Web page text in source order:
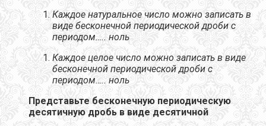
Каждое натуральное число можно записать в
виде бесконечной периодической дроби с
периодом….. ноль
Каждое целое число можно записать в виде
бесконечной периодической дроби с
периодом….. ноль
Представьте бесконечную периодическую
десятичную дробь в виде десятичной